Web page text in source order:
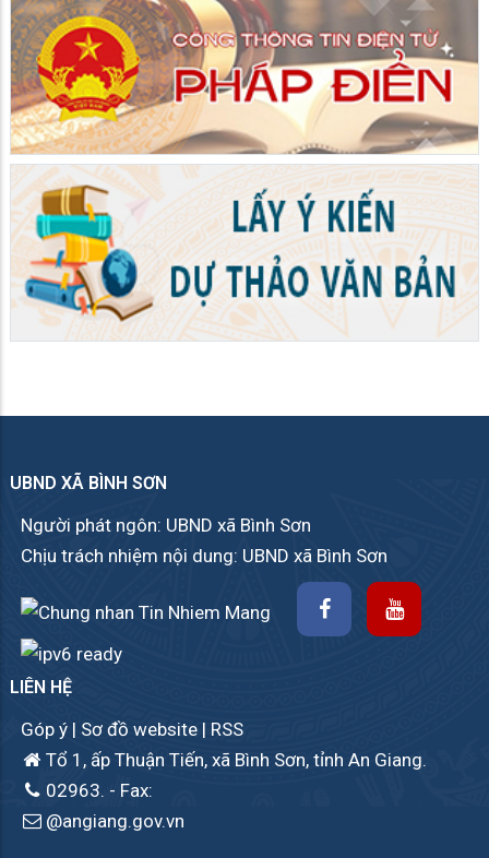
UBND XÃ BÌNH SƠN
Người phát ngôn: UBND xã Bình Sơn
Chịu trách nhiệm nội dung: UBND xã Bình Sơn
LIÊN HỆ
Góp ý | Sơ đồ website | RSS
Tổ 1, ấp Thuận Tiến, xã Bình Sơn, tỉnh An Giang.
02963. - Fax:
@angiang.gov.vn